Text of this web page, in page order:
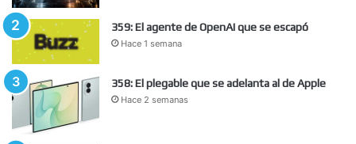
359: El agente de OpenAI que se escapó
Hace 1 semana
358: El plegable que se adelanta al de Apple
Hace 2 semanas